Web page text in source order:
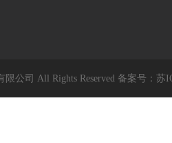
公司 All Rights Reserved 备案号： 苏